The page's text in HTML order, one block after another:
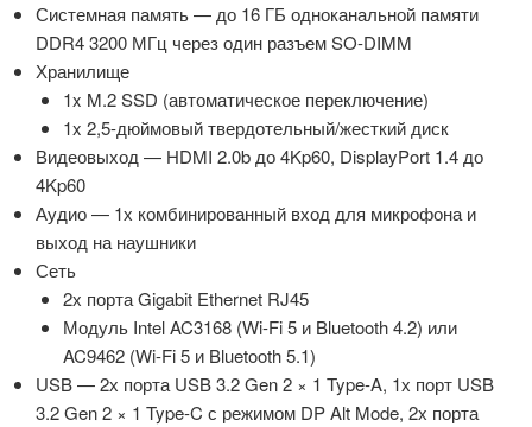
Системная память — до 16 ГБ одноканальной памяти
DDR4 3200 МГц через один разъем SO-DIMM
Хранилище
1x M.2 SSD (автоматическое переключение)
1x 2,5-дюймовый твердотельный/жесткий диск
Видеовыход — HDMI 2.0b до 4Kp60, DisplayPort 1.4 до
4Kp60
Аудио — 1х комбинированный вход для микрофона и
выход на наушники
Сеть
2х порта Gigabit Ethernet RJ45
Модуль Intel AC3168 (Wi-Fi 5 и Bluetooth 4.2) или
AC9462 (Wi-Fi 5 и Bluetooth 5.1)
USB — 2х порта USB 3.2 Gen 2 × 1 Type-A, 1х порт USB
3.2 Gen 2 × 1 Type-C с режимом DP Alt Mode, 2х порта